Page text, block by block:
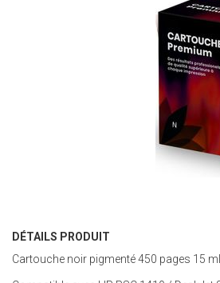
DÉTAILS PRODUIT
Cartouche noir pigmenté 450 pages 15 ml